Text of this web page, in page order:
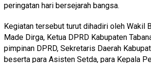
peringatan hari bersejarah bangsa.
Kegiatan tersebut turut dihadiri oleh Wakil
Made Dirga, Ketua DPRD Kabupaten
pimpinan DPRD, Sekretaris Daerah
beserta para Asisten Setda, para Kepala